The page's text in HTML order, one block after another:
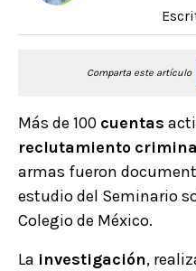
Comparta este artículo
Más de 100 cuentas
reclutamiento
armas fueron
estudio del Seminario
Colegio de México.
La investigación,